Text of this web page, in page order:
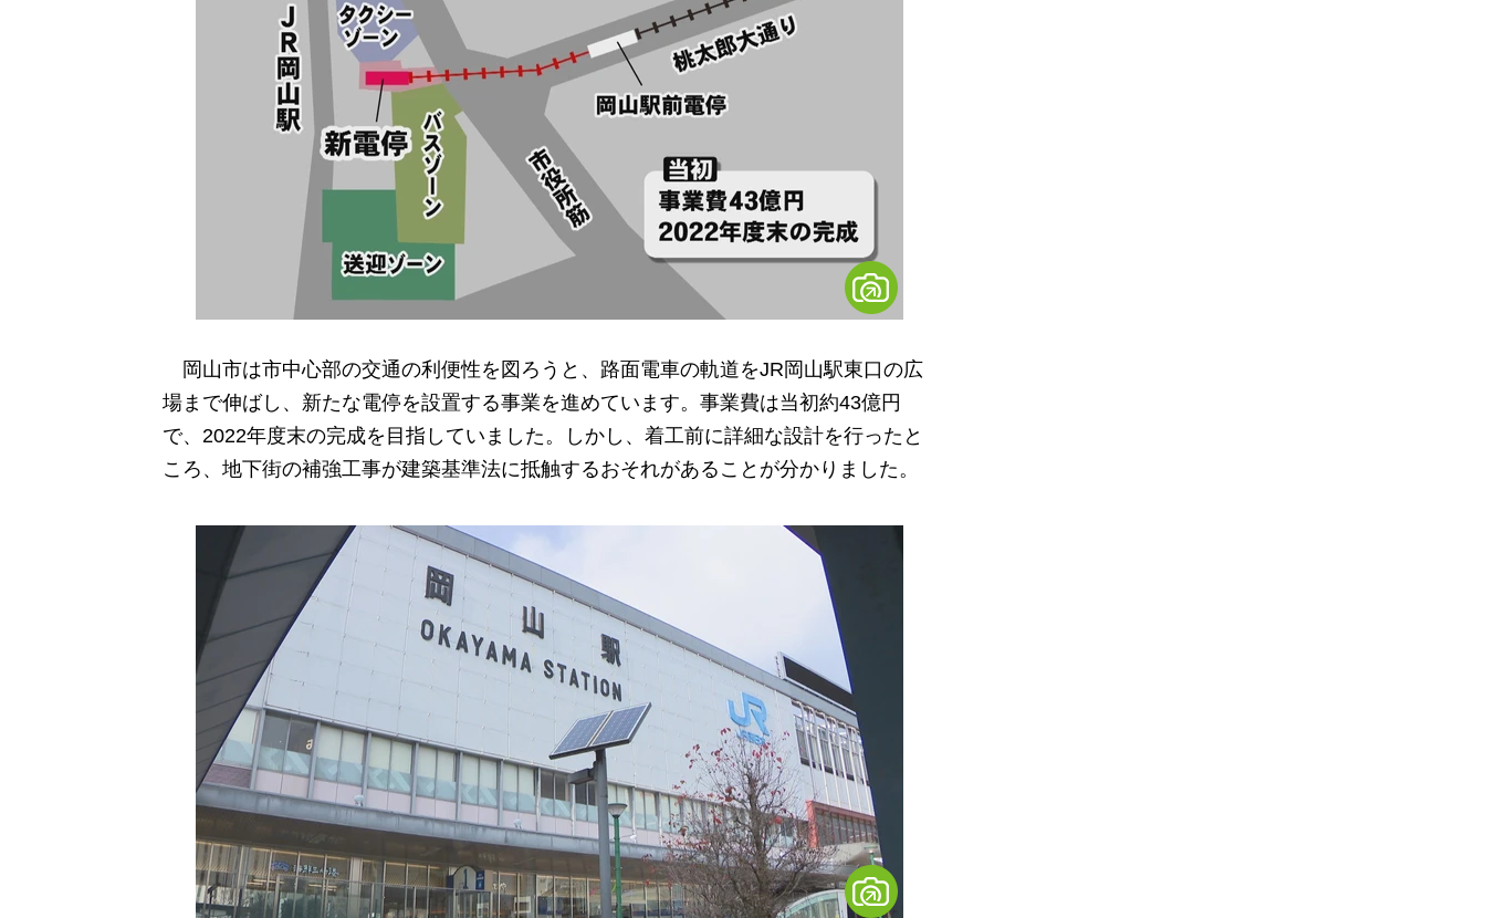
岡山市は市中心部の交通の利便性を図ろうと、路面電車の軌道をJR岡山駅東口の広
場まで伸ばし、新たな電停を設置する事業を進めています。事業費は当初約43億円
で、2022年度末の完成を目指していました。しかし、着工前に詳細な設計を行ったと
ころ、地下街の補強工事が建築基準法に抵触するおそれがあることが分かりました。